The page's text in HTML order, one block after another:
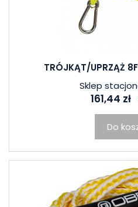
TRÓJKĄT/UPRZĄŻ
Sklep
161,44 zł
Do